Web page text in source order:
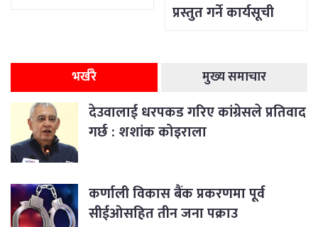
प्रस्तुत गर्ने कार्यसूची
भर्खरै मुख्य समाचार
देउवालाई धरपकड गरिए कांग्रेसले प्रतिवाद
गर्छ : शशांक कोइराला
कर्णाली विकास बैंक प्रकरणमा पूर्व
सीईओसहित तीन जना पक्राउ